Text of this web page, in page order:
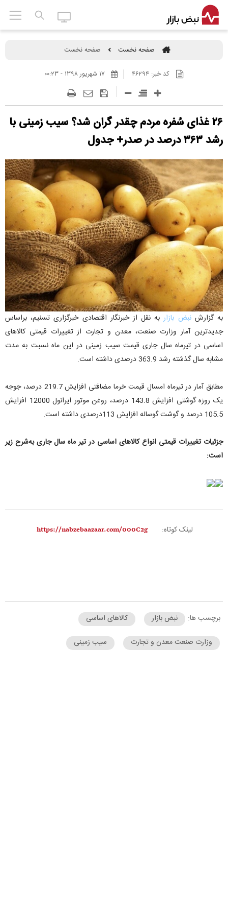
صفحه نخست صفحه نخست
کد خبر: ۴۶۲۹۴
۲۶ غذای سُفره مردم چقدر گران شد؟ سیب زمینی با
رشد ۳۶۳ درصد در صدر+ جدول
به گزارشنبض بازاربه نقل از خبرنگار اقتصادی خبرگزاری تسنیم، براساس
جدیدترین آمار وزارت صنعت، معدن و تجارت از تغییرات قیمتی کالاهای
اساسی در تیرماه سال جاری قیمت سیب زمینی در این ماه نسبت به مدت
مشابه سال گذشته رشد 363.9 درصدی داشته است.
مطابق آمار در تیرماه امسال قیمت خرما مضافتی افزایش 219.7 درصد، جوجه
یک روزه گوشتی افزایش 143.8 درصد، روغن موتور ایرانول 12000 افزایش
105.5 درصد و گوشت گوساله افزایش 113درصدی داشته است.
جزئیات تغییرات قیمتی انواع کالاهای اساسی در تیر ماه سال جاری به‌شرح زیر
است:
لینک کوتاه:
برچسب ها: نبض بازار
کالاهای اساسی
وزارت صنعت معدن و تجارت
سیب زمینی